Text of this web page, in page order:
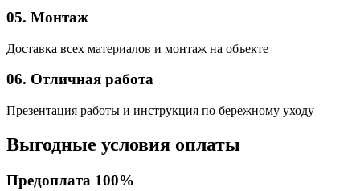
05. Монтаж
Доставка всех материалов и монтаж на объекте
06. Отличная работа
Презентация работы и инструкция по бережному уходу
Выгодные условия оплаты
Предоплата 100%